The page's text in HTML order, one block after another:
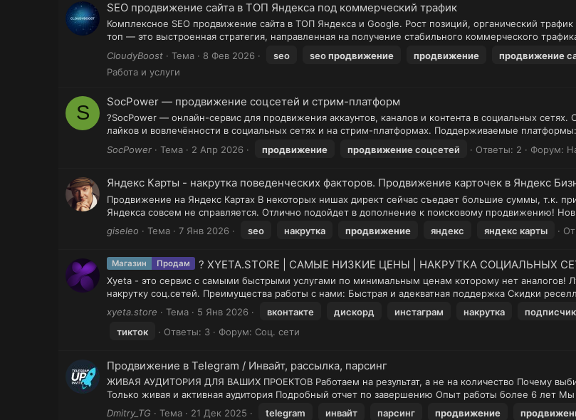
SEO продвижение сайта в ТОП Яндекса под коммерческий трафик
Комплексное SEO продвижение сайта в ТОП Яндекса и Google. Рост позиций, органический
топ — это выстроенная стратегия, направленная на получение стабильного коммерческого
CloudyBoost
Тема 8 Фев 2026 seo seoпродвижение продвижение продвижение
Работа и услуги
S SocPower — продвижение соцсетей и стрим-платформ
?SocPower — онлайн-сервис для продвижения аккаунтов, каналов и контента в социальных сетях.
лайков и вовлечённости в социальных сетях и на стрим-платформах. Поддерживаемые
SocPower
Тема 2 Апр 2026 продвижение продвижениесоцсетей Ответы: 2 Форум:
Яндекс Карты - накрутка поведенческих факторов. Продвижение карточек в Яндекс
Продвижение на Яндекс Картах В некоторых нишах директ сейчас съедает большие суммы, т.к.
Яндекса совсем не справляется. Отлично подойдет в дополнение к поисковому продвижению!
giseleo
Тема 7 Янв 2026 seo накрутка продвижение яндекс яндекс карты
Магазин Продам ? XYETA.STORE | САМЫЕ НИЗКИЕ ЦЕНЫ | НАКРУТКА СОЦИАЛЬНЫХ
Xyeta - это сервис с самыми быстрыми услугами по минимальным ценам которому нет
накрутку соц.сетей. Преимущества работы с нами: Быстрая и адекватная поддержка Скидки
xyeta.store
Тема 5 Янв 2026 вконтакте дискорд инстаграм накрутка
тикток
Ответы: 3 Форум: Соц. сети
Продвижение в Telegram / Инвайт, рассылка, парсинг
ЖИВАЯ АУДИТОРИЯ ДЛЯ ВАШИХ ПРОЕКТОВ Работаем на результат, а не на количество Почему
Только живая и активная аудитория Подробный отчет по завершению Опыт работы более 6 лет
Dmitry_TG
Тема 21 Дек 2025 telegram инвайт парсинг продвижение